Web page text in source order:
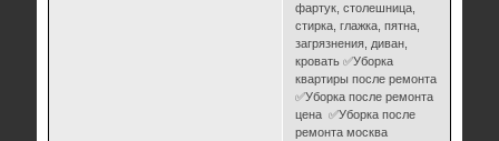
фартук, столешница,
стирка, глажка, пятна,
загрязнения, диван,
кровать ✅Уборка
квартиры после ремонта
✅Уборка после ремонта
цена ✅Уборка после
ремонта москва